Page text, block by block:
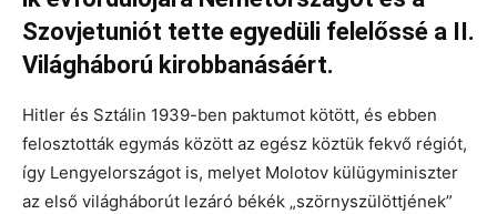
Szovjetuniót tette egyedüli felelőssé a II.
Világháború kirobbanásáért.
Hitler és Sztálin 1939-ben paktumot kötött, és ebben
felosztották egymás között az egész köztük fekvő régiót,
így Lengyelországot is, melyet Molotov külügyminiszter
az első világháborút lezáró békék „szörnyszülöttjének”